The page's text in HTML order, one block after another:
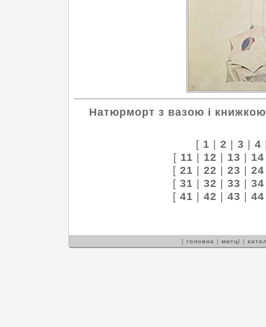
Натюрморт з вазою і книжкою
[ 1 | 2 | 3 | 4
[ 11 | 12 | 13 | 14
[ 21 | 22 | 23 | 24
[ 31 | 32 | 33 | 34
[ 41 | 42 | 43 | 44
[ головна | митці |